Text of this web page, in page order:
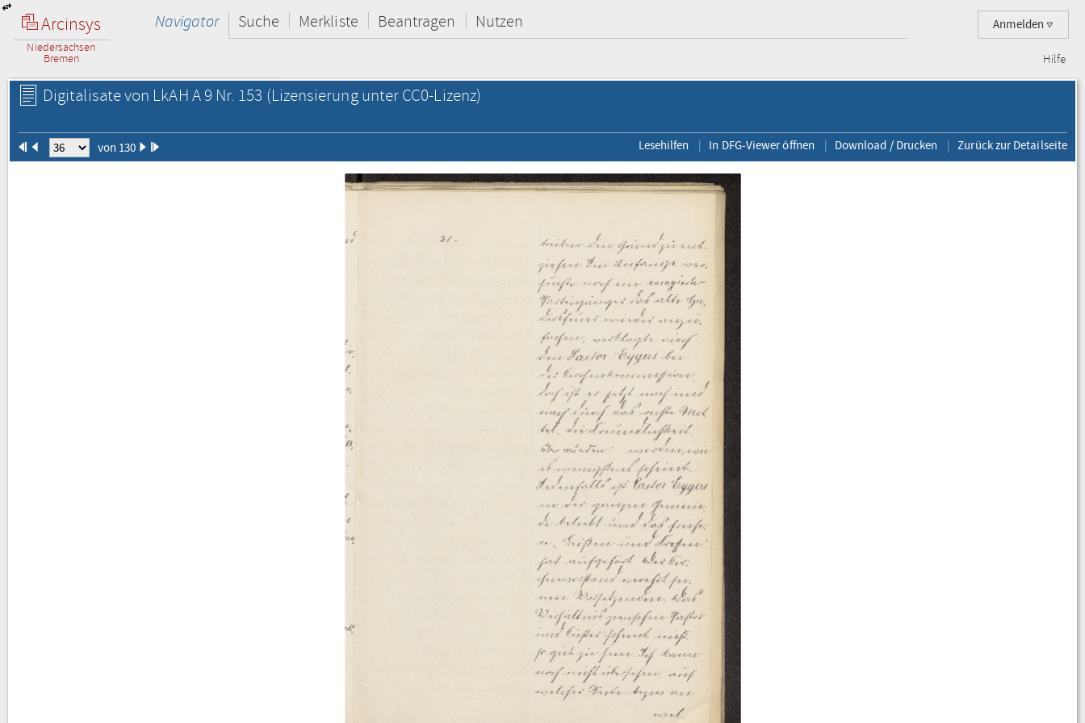
Arcinsys
Niedersachsen
Bremen
Anmelden
Navigator Suche Merkliste Beantragen Nutzen
Hilfe
Digitalisate von LkAH A 9 Nr. 153 (Lizensierung unter CC0-Lizenz)
von 130 Lesehilfen In DFG-Viewer öffnen Download / Drucken Zurück zur Detailseite